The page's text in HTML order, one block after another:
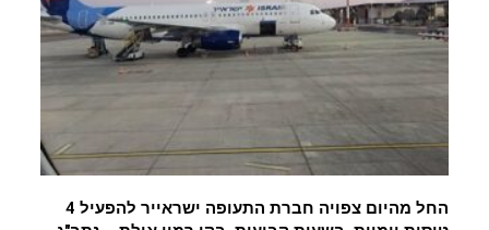
החל מהיום צפויה חברת התעופה ישראייר להפעיל 4